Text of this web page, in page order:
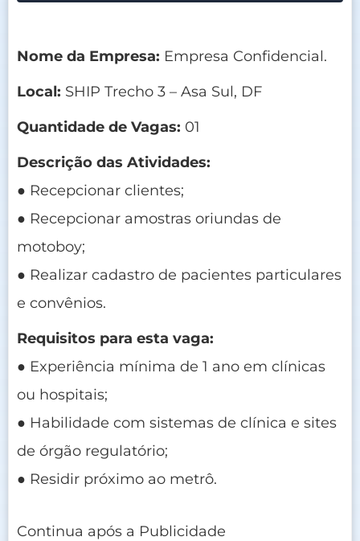
Nome da Empresa: Empresa Confidencial.
Local: SHIP Trecho 3 – Asa Sul, DF
Quantidade de Vagas: 01
Descrição das Atividades:
● Recepcionar clientes;
● Recepcionar amostras oriundas de
motoboy;
● Realizar cadastro de pacientes particulares
e convênios.
Requisitos para esta vaga:
● Experiência mínima de 1 ano em clínicas
ou hospitais;
● Habilidade com sistemas de clínica e sites
de órgão regulatório;
● Residir próximo ao metrô.
Continua após a Publicidade